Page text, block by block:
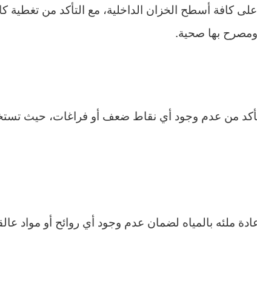
كافة أسطح الخزان الداخلية، مع التأكد من تغطية
بها صحية.
من عدم وجود أي نقاط ضعف أو فراغات، حيث
ملئه بالمياه لضمان عدم وجود أي روائح أو مواد